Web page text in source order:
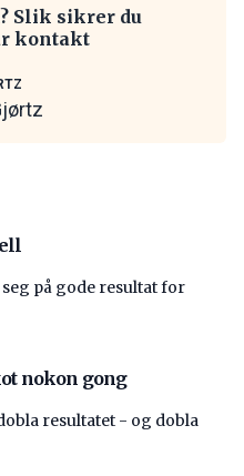
Slik sikrer du
kontakt
på gode resultat for
nokon gong
resultatet - og dobla